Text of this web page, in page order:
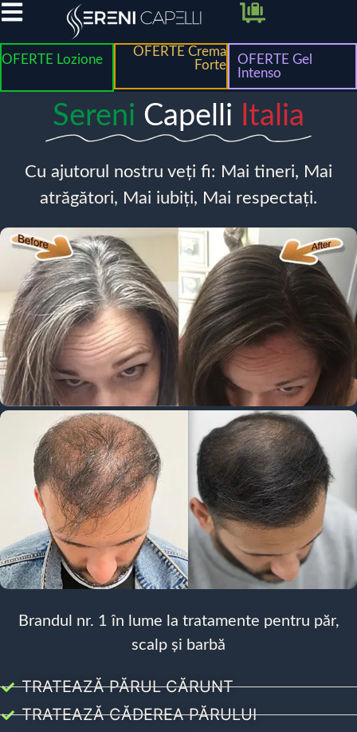
OFERTE Lozione
OFERTE Crema
Forte
OFERTE Gel
Intenso
Sereni Capelli Italia
Cu ajutorul nostru veți fi: Mai tineri, Mai
atrăgători, Mai iubiți, Mai respectați.
Brandul nr. 1 în lume la tratamente pentru păr,
scalp și barbă
TRATEAZĂ PĂRUL CĂRUNT
TRATEAZĂ CĂDEREA PĂRULUI